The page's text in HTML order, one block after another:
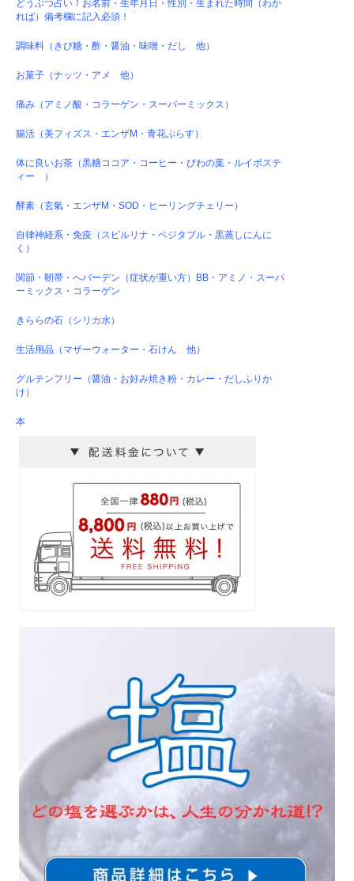
どうぶつ占い！お名前・生年月日・性別・生まれた時間（わか
れば）備考欄に記入必須！
調味料（きび糖・酢・醤油・味噌・だし 他）
お菓子（ナッツ・アメ 他）
痛み（アミノ酸・コラーゲン・スーパーミックス）
腸活（美フィズス・エンザM・青花ぷらす）
体に良いお茶（黒糖ココア・コーヒー・びわの葉・ルイボステ
ィー ）
酵素（玄氣・エンザM・SOD・ヒーリングチェリー）
自律神経系・免疫（スピルリナ・ベジタブル・黒蒸しにんに
く）
関節・靭帯・へバーデン（症状が重い方）BB・アミノ・スーパ
ーミックス・コラーゲン
きららの石（シリカ水）
生活用品（マザーウォーター・石けん 他）
グルテンフリー（醤油・お好み焼き粉・カレー・だしふりか
け）
本